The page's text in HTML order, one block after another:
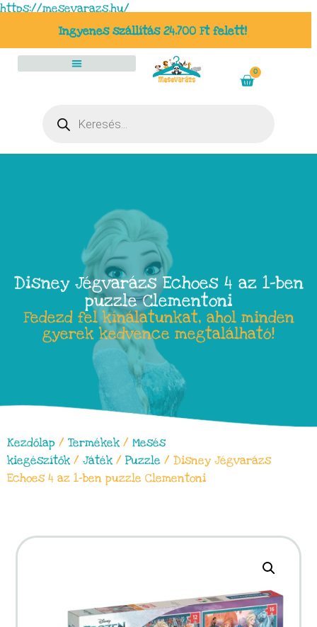
https://mesevarazs.hu/
Ingyenes szállítás 24.700 Ft felett!
0
Disney Jégvarázs Echoes 4 az 1-ben
puzzle Clementoni
Fedezd fel kínálatunkat, ahol minden
gyerek kedvence megtalálható!
Kezdőlap / Termékek / Mesés
kiegészítők / Játék / Puzzle / Disney Jégvarázs
Echoes 4 az 1-ben puzzle Clementoni